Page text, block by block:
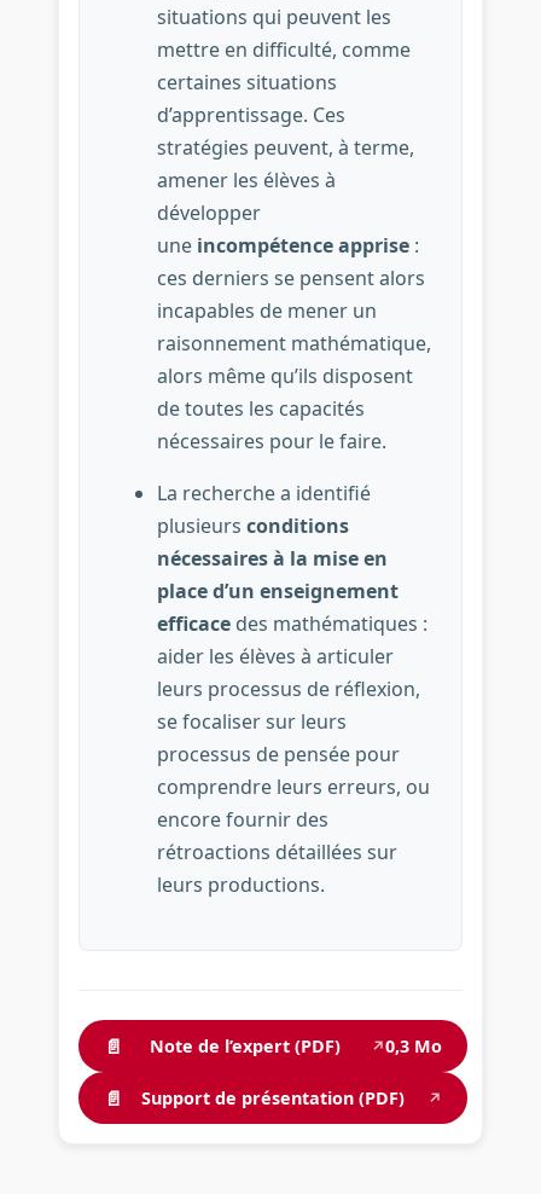
situations qui peuvent les
mettre en difficulté, comme
certaines situations
d’apprentissage. Ces
stratégies peuvent, à terme,
amener les élèves à
développer
une incompétence apprise:
ces derniers se pensent alors
incapables de mener un
raisonnement mathématique,
alors même qu’ils disposent
de toutes les capacités
nécessaires pour le faire.
La recherche a identifié
plusieurs conditions
nécessaires à la mise en
place d’un enseignement
efficacedes mathématiques :
aider les élèves à articuler
leurs processus de réflexion,
se focaliser sur leurs
processus de pensée pour
comprendre leurs erreurs, ou
encore fournir des
rétroactions détaillées sur
leurs productions.
📄 Note de l’expert (PDF) ↗0,3 Mo
📄 Support de présentation (PDF) ↗